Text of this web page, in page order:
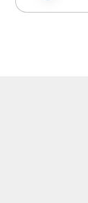
к ним.